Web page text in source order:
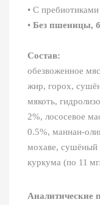
• С пребиотиками
• Без пшеницы,
Состав:
обезвоженное
жир, горох,
мякоть,
2%, лососевое
0.5%,
мохаве, сушёный
куркума (по 11
Аналитические